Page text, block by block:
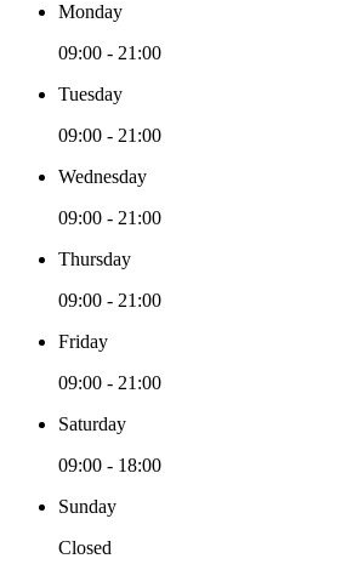
Monday
09:00 - 21:00
Tuesday
09:00 - 21:00
Wednesday
09:00 - 21:00
Thursday
09:00 - 21:00
Friday
09:00 - 21:00
Saturday
09:00 - 18:00
Sunday
Closed